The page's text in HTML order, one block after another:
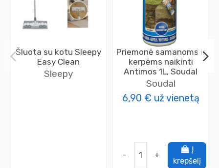
Šluota su kotu Sleepy
Easy Clean
Sleepy
Priemonė samanoms ir
kerpėms naikinti
Antimos 1L, Soudal
Soudal
6,90 € už vienetą
- +
Į
krepšelį